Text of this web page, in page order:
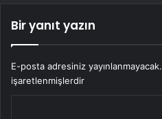
Bir yanıt yazın
E-posta adresiniz yayınlanmayacak.
işaretlenmişlerdir